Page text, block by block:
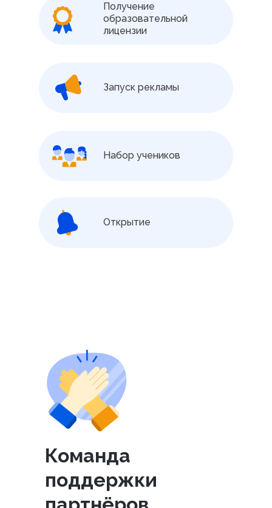
Получение
образовательной
лицензии
Запуск рекламы
Набор учеников
Открытие
Команда
поддержки